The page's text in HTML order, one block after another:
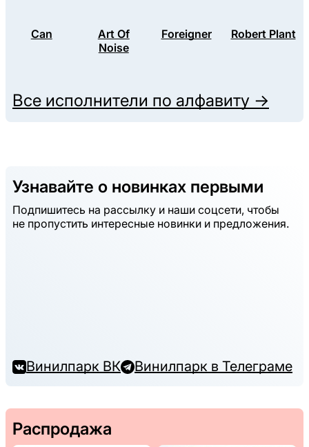
Can
Art Of
Noise
Foreigner Robert Plant
Все исполнители по алфавиту →
Узнавайте о новинках первыми
Подпишитесь на рассылку и наши соцсети, чтобы
не пропустить интересные новинки и предложения.
Винилпарк ВК Винилпарк в Телеграме
Распродажа